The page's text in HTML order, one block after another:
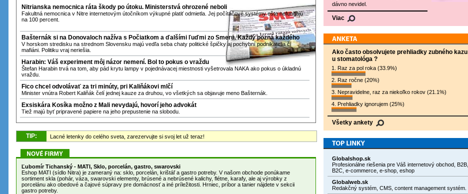
Nitrianska nemocnica ráta škody po útoku. Ministerstvá ohrozené neboli
Fakultná nemocnica v Nitre internetovým útočníkom výkupné platiť odmietla. Jej počítačové systémy ešte nefungujú
na 100 percent.
Bašternák si na Donovaloch nažíva s Počiatkom a ďalšími ľuďmi zo Smeru. Každý pozná každého
V horskom stredisku na strednom Slovensku majú vedľa seba chaty politické špičky aj pochybní podnikatelia či
mafiáni. Politiku vraj neriešia.
Harabin: Váš experiment môj názor nemení. Bol to pokus o vraždu
Štefan Harabin trvá na tom, aby pád krytu lampy v pojednávacej miestnosti vyšetrovala NAKA ako pokus o úkladnú
vraždu.
Fico chcel odvolávať za tri minúty, pri Kaliňákovi mlčí
Minister vnútra Robert Kaliňák čelí jednej kauze za druhou, vo všetkých sa objavuje meno Bašternák.
Exsiskára Kosíka možno z Mali nevydajú, hovorí jeho advokát
Tiež majú byť pripravené papiere na jeho prepustenie na slobodu.
TIP: Lacné letenky do celého sveta, zarezervujte si svoj let už teraz!
Ľubomír Tichanský - MATI, Sklo, porcelán, gastro, swarovski
Eshop MATI (sídlo Nitra) je zameraný na: sklo, porcelán, krištáľ a gastro potreby. V našom obchode ponúkame
sortiment skla (pohár, váza, swarovski elementy, brúsené a nebrúsené kalichy, flétne, karafy, ale aj výrobky z
porcelánu ako obedové a čajové súpravy pre domácnosť a iné príležitosti. Hrniec, príbor a tanier nájdete v sekcii
gastro potreby.
dávno nevidel.
Viac
Ako často obsolvujete prehliadky zubného kazu
u stomatológa ?
1. Raz za pol roka (33.9%)
2. Raz ročne (20%)
3. Nepravidelne, raz za niekoľko rokov (21.1%)
4. Prehliadky ignorujem (25%)
Všetky ankety
Globalshop.sk
Profesionálne riešenia pre Váš internetový obchod, B2B,
B2C, e-commerce, e-shop, eshop
Globalweb.sk
Redakčný systém, CMS, content management systém.